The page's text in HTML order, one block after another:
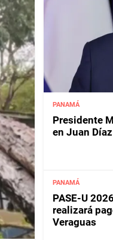
PANAMÁ
Presidente
en Juan
PANAMÁ
PASE-U
realizará
Veraguas